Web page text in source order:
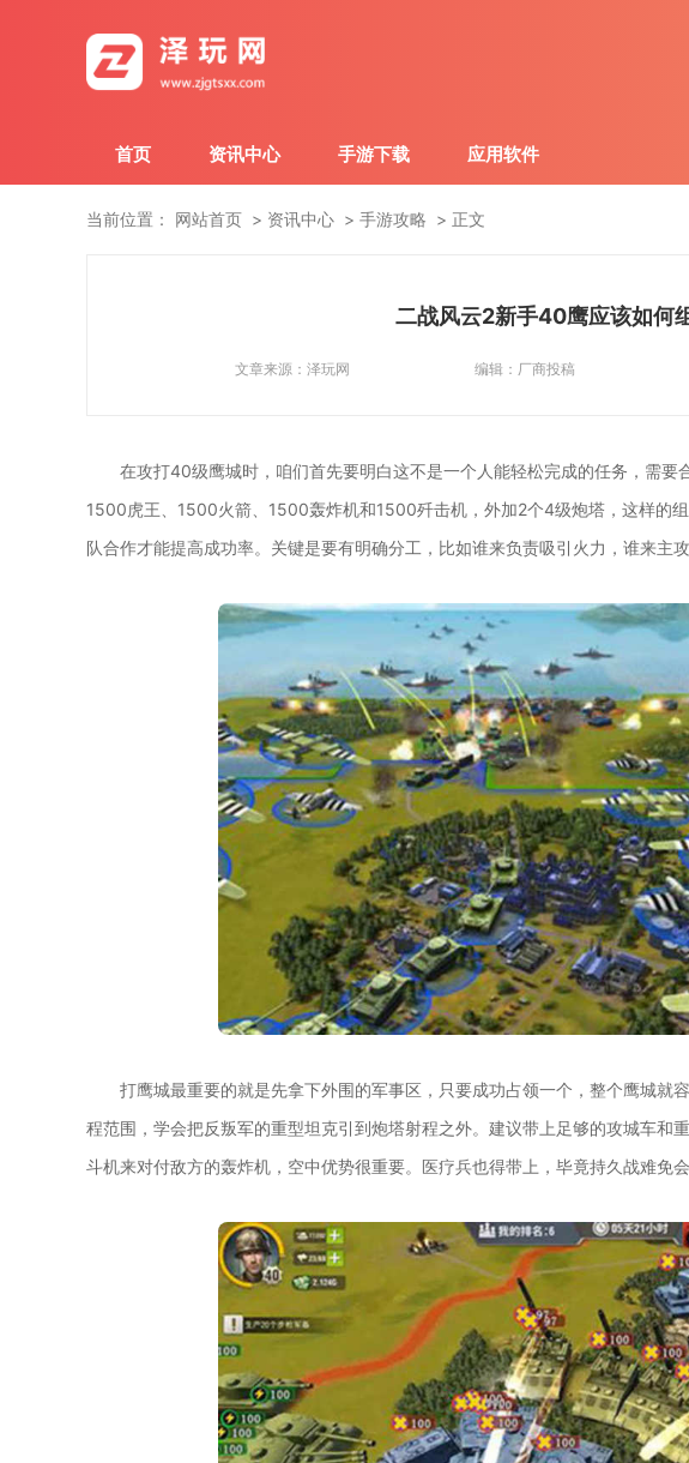
首页 资讯中心 手游下载 应用软件
当前位置： 网站首页 资讯中心 手游攻略 正文
二战风云2新手40鹰应该如何
文章来源： 泽玩网 编辑： 厂商投稿
在攻打40级鹰城时，咱们首先要明白这不是一个人能轻松完成的任务，需要
1500虎王、1500火箭、1500轰炸机和1500歼击机，外加2个4级炮塔，这样的
队合作才能提高成功率。关键是要有明确分工，比如谁来负责吸引火力，谁来主攻
打鹰城最重要的就是先拿下外围的军事区，只要成功占领一个，整个鹰城就
程范围，学会把反叛军的重型坦克引到炮塔射程之外。建议带上足够的攻城车和
斗机来对付敌方的轰炸机，空中优势很重要。医疗兵也得带上，毕竟持久战难免会